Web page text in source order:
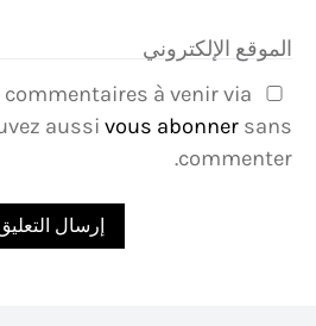
الموقع الإلكتروني
à venir via
aussi vous abonner sans
commenter.